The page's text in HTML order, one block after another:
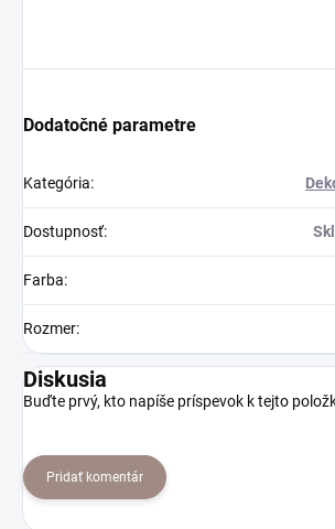
Dodatočné parametre
Kategória:
Dostupnosť:
Farba:
Rozmer:
Diskusia
Buďte prvý, kto napíše príspevok k tejto
Pridať komentár